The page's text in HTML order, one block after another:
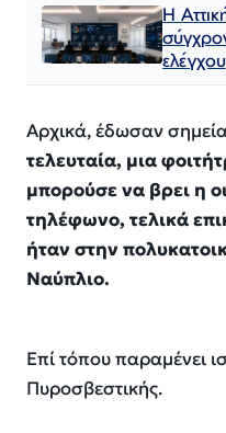
Η
ελέγχου
Αρχικά, έδωσαν σημεία
τελευταία, μια
μπορούσε να βρει η
τηλέφωνο, τελικά
ήταν στην
Ναύπλιο.
Επί τόπου παραμένει
Πυροσβεστικής.